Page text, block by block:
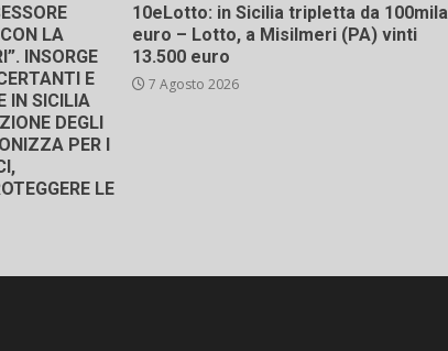
LA
INSORGE
E
IN SICILIA
DEGLI
PER I
LE
10eLotto: in Sicilia tripletta da 100mila
euro – Lotto, a Misilmeri (PA) vinti
13.500 euro
7 Agosto 2026